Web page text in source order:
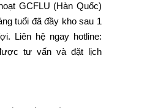
GCFLU (Hàn Quốc)
tuổi đã đầy kho sau 1
Liên hệ ngay hotline:
tư vấn và đặt lịch